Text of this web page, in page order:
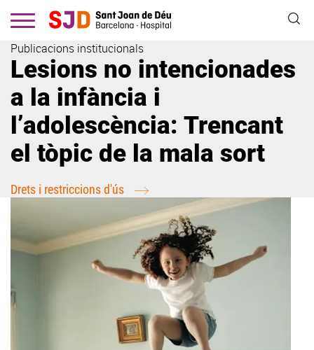
Publicacions institucionals
Lesions no intencionades
a la infància i
l’adolescència: Trencant
el tòpic de la mala sort
Drets i restriccions d'ús